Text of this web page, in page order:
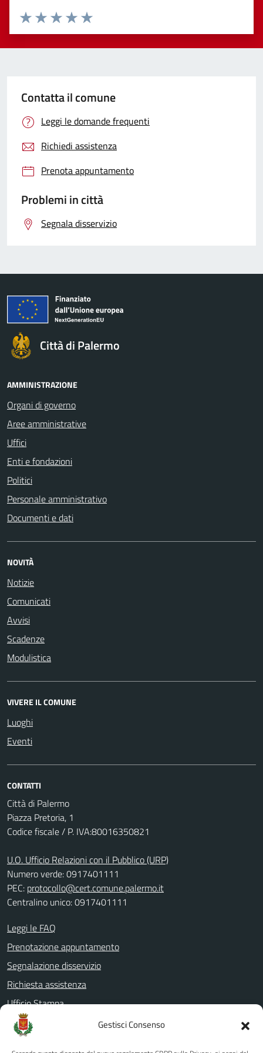
Gestisci Consenso
Valuta 5 stelle su 5
Valuta 4 stelle su 5
Valuta 3 stelle su 5
Valuta 2 stelle su 5
Valuta 1 stelle su 5
Contatta il comune
Leggi le domande frequenti
Richiedi assistenza
Prenota appuntamento
Problemi in città
Segnala disservizio
Città di Palermo
AMMINISTRAZIONE
Organi di governo
Aree amministrative
Uffici
Enti e fondazioni
Politici
Personale amministrativo
Documenti e dati
NOVITÀ
Notizie
Comunicati
Avvisi
Scadenze
Modulistica
VIVERE IL COMUNE
Luoghi
Eventi
CONTATTI
Città di Palermo
Piazza Pretoria, 1
Codice fiscale / P. IVA:80016350821
U.O. Ufficio Relazioni con il Pubblico (URP)
Numero verde: 0917401111
PEC: protocollo@cert.comune.palermo.it
Centralino unico: 0917401111
Leggi le FAQ
Prenotazione appuntamento
Segnalazione disservizio
Richiesta assistenza
Ufficio Stampa
Amministrazione Trasparente
Albo pretorio